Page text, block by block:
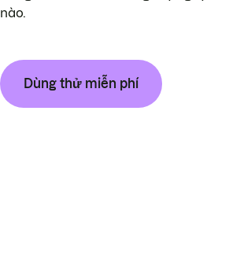
nào.
Dùng thử miễn phí